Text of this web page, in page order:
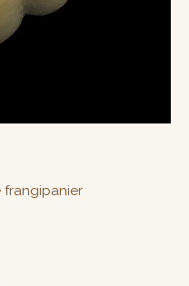
frangipanier